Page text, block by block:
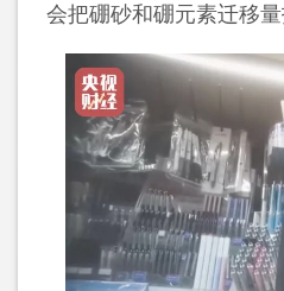
会把硼砂和硼元素迁移量